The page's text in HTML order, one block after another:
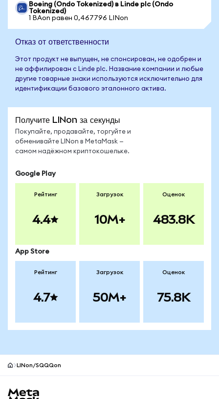
Boeing (Ondo Tokenized) в Linde plc (Ondo
Tokenized)
1 BAon равен 0,467796 LINon
Отказ от ответственности
Этот продукт не выпущен, не спонсирован, не одобрен и
не аффилирован с Linde plc. Название компании и любые
другие товарные знаки используются исключительно для
идентификации базового эталонного актива.
Получите LINon за секунды
Покупайте, продавайте, торгуйте и
обменивайте LINon в MetaMask —
самом надёжном криптокошельке.
Google Play
Рейтинг
4.4
Загрузок
10M+
Оценок
483.8K
App Store
Рейтинг
4.7
Загрузок
50M+
Оценок
75.8K
LINon/SQQQon